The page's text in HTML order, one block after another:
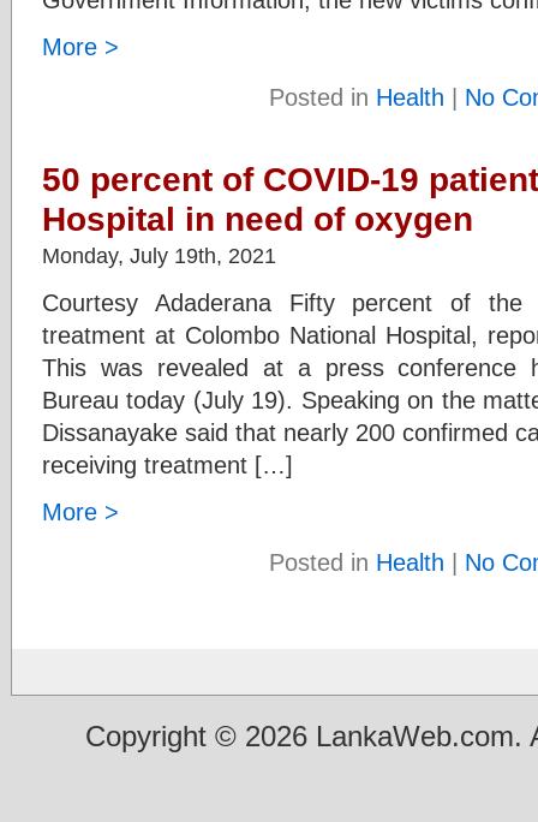
More >
Posted in Health | No
50 percent of COVID-19
Hospital in need of oxygen
Monday, July 19th, 2021
Courtesy Adaderana Fifty percent of the
treatment at Colombo National Hospital,
This was revealed at a press conference
Bureau today (July 19). Speaking on the
Dissanayake said that nearly 200 confirmed
receiving treatment […]
More >
Posted in Health | No
Copyright © 2026 LankaWeb.com.